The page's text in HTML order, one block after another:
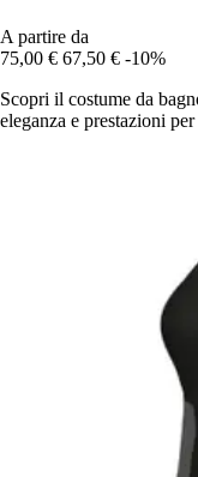
A partire da
75,00 € 67,50 € -10%
Scopri il costume da
eleganza e prestazioni